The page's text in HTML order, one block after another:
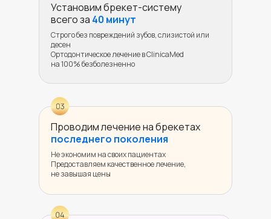
Установим брекет-систему
всего за 40 минут
Строго без повреждений зубов, слизистой или
десен
Ортодонтическое лечение в ClinicaMed
на 100% безболезненно
Проводим лечение на брекетах
последнего поколения
Не экономим на своих пациентах
Предоставляем качественное лечение,
не завышая цены